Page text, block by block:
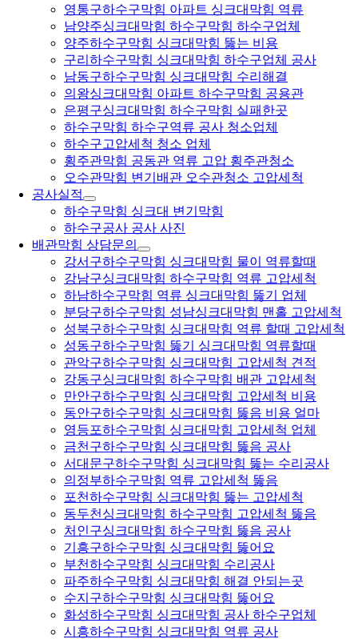
영통구하수구막힘 아파트 싱크대막힘 역류
남양주싱크대막힘 하수구막힘 하수구업체
양주하수구막힘 싱크대막힘 뚫는 비용
구리하수구막힘 싱크대막힘 하수구업체 공사
남동구하수구막힘 싱크대막힘 수리해결
의왕싱크대막힘 아파트 하수구막힘 공용관
은평구싱크대막힘 하수구막힘 실패한곳
하수구막힘 하수구역류 공사 청소업체
하수구고압세척 청소 업체
횡주관막힘 공동관 역류 고압 횡주관청소
오수관막힘 변기배관 오수관청소 고압세척
공사실적
하수구막힘 싱크대 변기막힘
하수구공사 공사 사진
배관막힘 상담문의
강서구하수구막힘 싱크대막힘 물이 역류할때
강남구싱크대막힘 하수구막힘 역류 고압세척
하남하수구막힘 역류 싱크대막힘 뚫기 업체
분당구하수구막힘 성남싱크대막힘 맨홀 고압세척
성북구하수구막힘 싱크대막힘 역류 할때 고압세척
성동구하수구막힘 뚫기 싱크대막힘 역류할때
관악구하수구막힘 싱크대막힘 고압세척 견적
강동구싱크대막힘 하수구막힘 배관 고압세척
만안구하수구막힘 싱크대막힘 고압세척 비용
동안구하수구막힘 싱크대막힘 뚫음 비용 얼마
영등포하수구막힘 싱크대막힘 고압세척 업체
금천구하수구막힘 싱크대막힘 뚫음 공사
서대문구하수구막힘 싱크대막힘 뚫는 수리공사
의정부하수구막힘 역류 고압세척 뚫음
포천하수구막힘 싱크대막힘 뚫는 고압세척
동두천싱크대막힘 하수구막힘 고압세척 뚫음
처인구싱크대막힘 하수구막힘 뚫음 공사
기흥구하수구막힘 싱크대막힘 뚫어요
부천하수구막힘 싱크대막힘 수리공사
파주하수구막힘 싱크대막힘 해결 안되는곳
수지구하수구막힘 싱크대막힘 뚫어요
화성하수구막힘 싱크대막힘 공사 하수구업체
시흥하수구막힘 싱크대막힘 역류 공사